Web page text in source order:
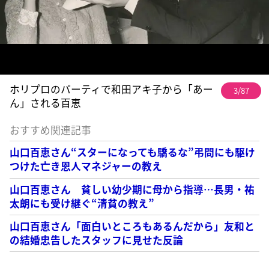
ホリプロのパーティで和田アキ子から「あー
ん」される百恵
3/87
おすすめ関連記事
山口百恵さん“スターになっても驕るな”弔問にも駆け
つけた亡き恩人マネジャーの教え
山口百恵さん 貧しい幼少期に母から指導…長男・祐
太朗にも受け継ぐ“清貧の教え”
山口百恵さん「面白いところもあるんだから」友和と
の結婚忠告したスタッフに見せた反論